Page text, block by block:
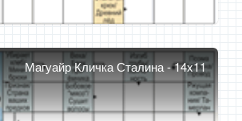
Магуайр Кличка Сталина - 14x11